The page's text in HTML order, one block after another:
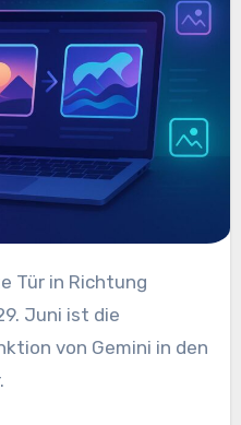
Juni ist die
von Gemini in den